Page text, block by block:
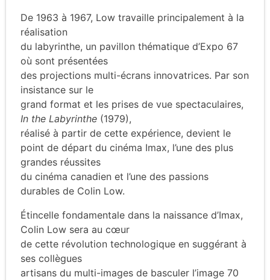
De 1963 à 1967, Low travaille principalement à la
réalisation
du labyrinthe, un pavillon thématique d’Expo 67
où sont présentées
des projections multi-écrans innovatrices. Par son
insistance sur le
grand format et les prises de vue spectaculaires,
In the Labyrinthe (1979),
réalisé à partir de cette expérience, devient le
point de départ du cinéma Imax, l’une des plus
grandes réussites
du cinéma canadien et l’une des passions
durables de Colin Low.
Étincelle fondamentale dans la naissance d’Imax,
Colin Low sera au cœur
de cette révolution technologique en suggérant à
ses collègues
artisans du multi-images de basculer l’image 70